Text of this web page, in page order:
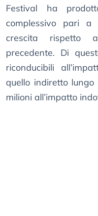
Festival ha
complessivo pari a
crescita rispetto
precedente. Di
riconducibili
quello indiretto
milioni all’impatto